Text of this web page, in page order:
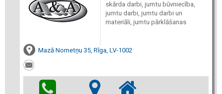
skārda darbi, jumtu būvniecība,
jumtu darbi, jumtu darbi un
materiāli, jumtu pārklāšanas
Mazā Nometņu 35, Rīga, LV-1002